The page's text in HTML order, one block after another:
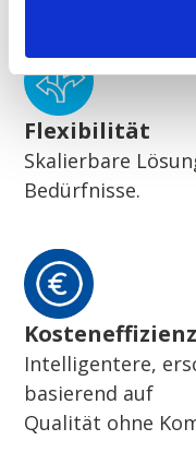
Flexibilität
Skalierbare
Bedürfnisse.
Kosteneffizienz
Intelligentere,
basierend auf
Qualität ohne